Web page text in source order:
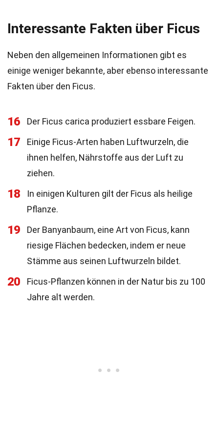
Interessante Fakten über Ficus
Neben den allgemeinen Informationen gibt es
einige weniger bekannte, aber ebenso interessante
Fakten über den Ficus.
16 Der Ficus carica produziert essbare Feigen.
17
Einige Ficus-Arten haben Luftwurzeln, die
ihnen helfen, Nährstoffe aus der Luft zu
ziehen.
18
In einigen Kulturen gilt der Ficus als heilige
Pflanze.
19
Der Banyanbaum, eine Art von Ficus, kann
riesige Flächen bedecken, indem er neue
Stämme aus seinen Luftwurzeln bildet.
20
Ficus-Pflanzen können in der Natur bis zu 100
Jahre alt werden.